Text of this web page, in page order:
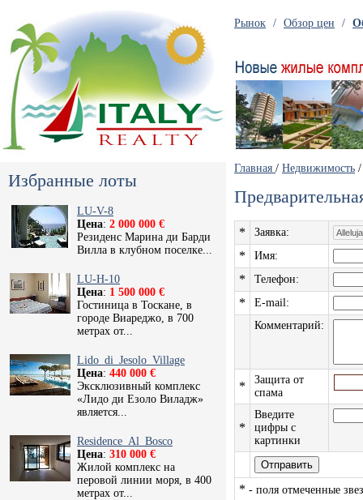
Рынок / Обзор цен /
Избранные лоты
LU-V-8
Цена: 2 000 000 €
Резиденс Марина ди Барди
Вилла в клубном поселке...
LU-H-10
Цена: 1 500 000 €
Гостиница в Тоскане, в
городе Виареджо, в 700
метрах от...
Lido_di_Jesolo_Village
Цена: 440 000 €
Эксклюзивный комплекс
«Лидо ди Езоло Виладж»
является...
Residence_Al_Bosco
Цена: 310 000 €
Жилой комплекс на
перовой линии моря, в 400
метрах от...
Главная / Недвижимость
* Заявка:
* Имя:
* Телефон:
*
E-mail:
Комментарий:
*
Защита от
спама
*
Введите
цифры с
картинки
* - поля отмеченные